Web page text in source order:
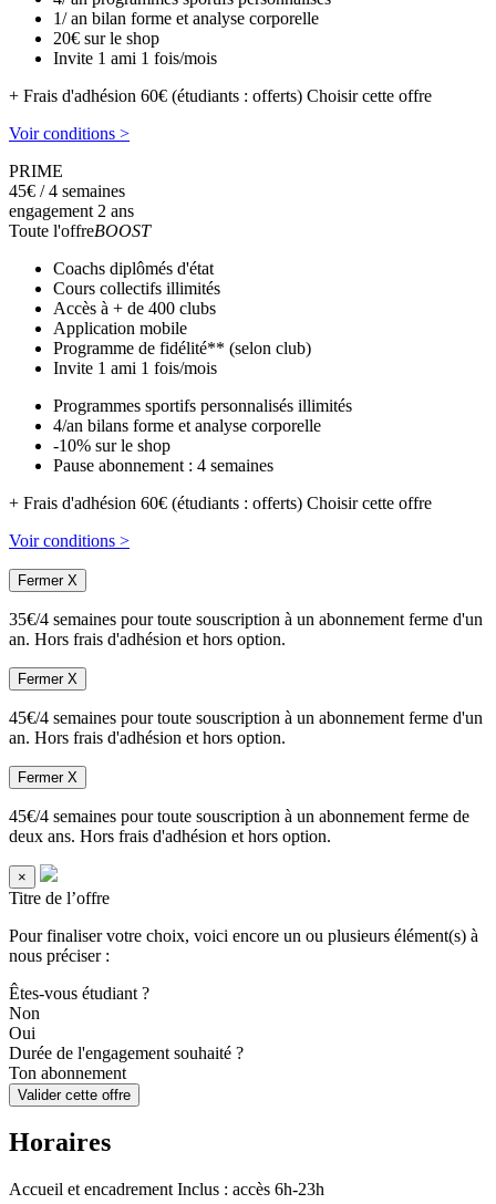
1/ an bilan forme et analyse corporelle
20€ sur le shop
Invite 1 ami 1 fois/mois
+ Frais d'adhésion 60€ (étudiants : offerts) Choisir cette offre
Voir conditions >
PRIME
45€ / 4 semaines
engagement 2 ans
Toute l'offreBOOST
Coachs diplômés d'état
Cours collectifs illimités
Accès à + de 400 clubs
Application mobile
Programme de fidélité** (selon club)
Invite 1 ami 1 fois/mois
Programmes sportifs personnalisés illimités
4/an bilans forme et analyse corporelle
-10% sur le shop
Pause abonnement : 4 semaines
+ Frais d'adhésion 60€ (étudiants : offerts) Choisir cette offre
Voir conditions >
Fermer X
35€/4 semaines pour toute souscription à un abonnement ferme d'un
an. Hors frais d'adhésion et hors option.
Fermer X
45€/4 semaines pour toute souscription à un abonnement ferme d'un
an. Hors frais d'adhésion et hors option.
Fermer X
45€/4 semaines pour toute souscription à un abonnement ferme de
deux ans. Hors frais d'adhésion et hors option.
×
Titre de l’offre
Pour finaliser votre choix, voici encore un ou plusieurs élément(s) à
nous préciser :
Êtes-vous étudiant ?
Non
Oui
Durée de l'engagement souhaité ?
Ton abonnement
Valider cette offre
Horaires
Accueil et encadrement Inclus : accès 6h-23h